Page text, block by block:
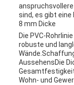
sind, es gibt eine
8 mm Dicke
Die PVC-
robuste und
AussehensDie
Wohn- und